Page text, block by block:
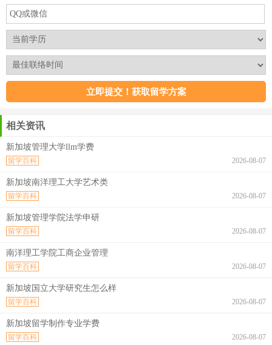
相关资讯
新加坡管理大学llm学费
2026-08-07
留学百科
新加坡南洋理工大学艺术类
2026-08-07
留学百科
新加坡管理学院法学申研
2026-08-07
留学百科
南洋理工学院工商企业管理
2026-08-07
留学百科
新加坡国立大学研究生怎么样
2026-08-07
留学百科
新加坡留学制作专业学费
2026-08-07
留学百科